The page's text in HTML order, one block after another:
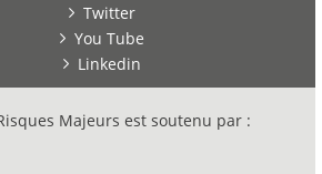
Twitter
You Tube
Linkedin
Majeurs est soutenu par :